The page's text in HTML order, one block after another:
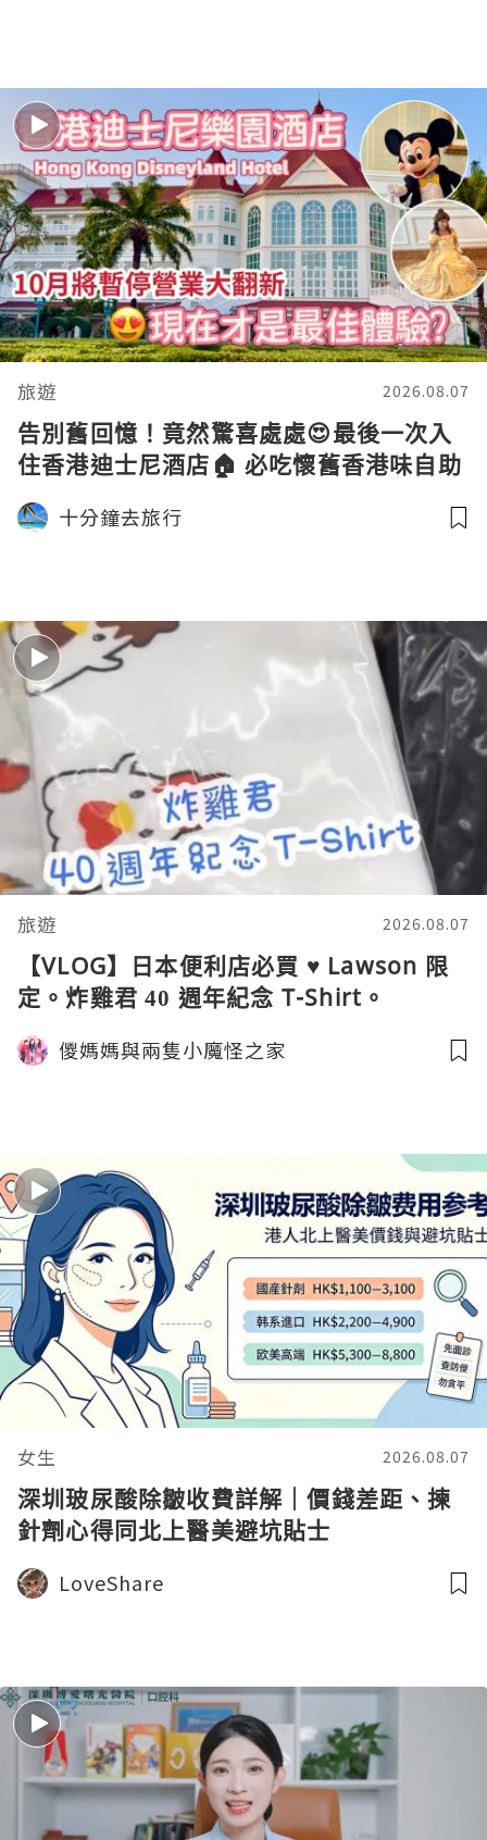
旅遊 2026.08.07
告別舊回憶！竟然驚喜處處😍最後一次入
住香港迪士尼酒店🏠 必吃懷舊香港味自助
餐、免費米奇+公主合照放題 ｜
Staycation Hong Kong Disneyland
十分鐘去旅行
旅遊 2026.08.07
【VLOG】日本便利店必買 ♥ Lawson 限
定。炸雞君 40 週年紀念 T-Shirt。
Coleman 聯乘晴雨兩用自動開合折疊傘。
與 Calbee / 湖池屋共同開發製作薯片
儍媽媽與兩隻小魔怪之家
女生 2026.08.07
深圳玻尿酸除皺收費詳解｜價錢差距、揀
針劑心得同北上醫美避坑貼士
LoveShare